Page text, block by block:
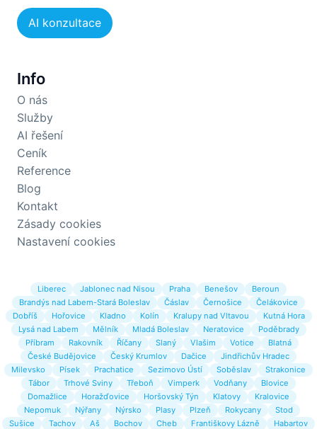
AI konzultace
Info
O nás
Služby
AI řešení
Ceník
Reference
Blog
Kontakt
Zásady cookies
Nastavení cookies
Liberec Jablonec nad Nisou Praha Benešov
Beroun
Brandýs nad Labem-Stará Boleslav
Čáslav Černošice
Čelákovice
Dobříš
Hořovice Kladno Kolín Kralupy nad Vltavou
Kutná Hora
Lysá nad Labem
Mělník Mladá Boleslav Neratovice
Poděbrady
Příbram
Rakovník Říčany Slaný Vlašim Votice
Blatná
České Budějovice
Český Krumlov Dačice
Jindřichův Hradec
Milevsko
Písek Prachatice Sezimovo Ústí Soběslav
Strakonice
Tábor
Trhové Sviny Třeboň Vimperk Vodňany
Blovice
Domažlice
Horažďovice Horšovský Týn Klatovy
Kralovice
Nepomuk
Nýřany Nýrsko Plasy Plzeň Rokycany
Stod
Sušice
Tachov Aš Bochov Cheb Františkovy Lázně
Habartov